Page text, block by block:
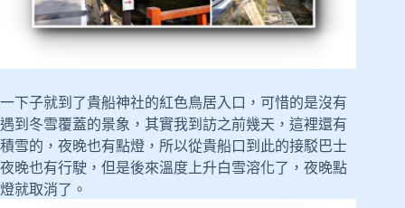
一下子就到了貴船神社的紅色鳥居入口，可惜的是沒有
遇到冬雪覆蓋的景象，其實我到訪之前幾天，這裡還有
積雪的，夜晚也有點燈，所以從貴船口到此的接駁巴士
夜晚也有行駛，但是後來溫度上升白雪溶化了，夜晚點
燈就取消了。